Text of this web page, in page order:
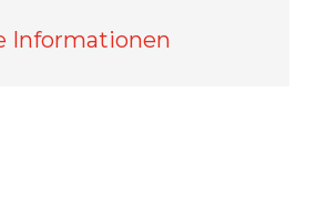
Informationen